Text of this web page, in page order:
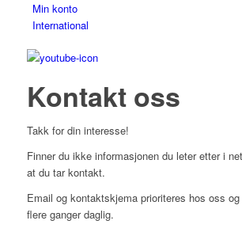
Min konto
International
Kontakt oss
Takk for din interesse!
Finner du ikke informasjonen du leter etter i
at du tar kontakt.
Email og kontaktskjema prioriteres hos oss
flere ganger daglig.